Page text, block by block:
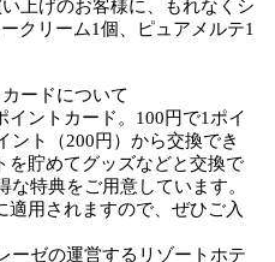
上げのお客様に、もれなくシ
クリーム1個、ピュアメルテ1
ードについて
ントカード。100円で1ポイ
ント（200円）から交換でき
を貯めてグッズなどと交換で
な特典をご用意しています。
用されますので、ぜひご入
ーゼの運営するリゾートホテ